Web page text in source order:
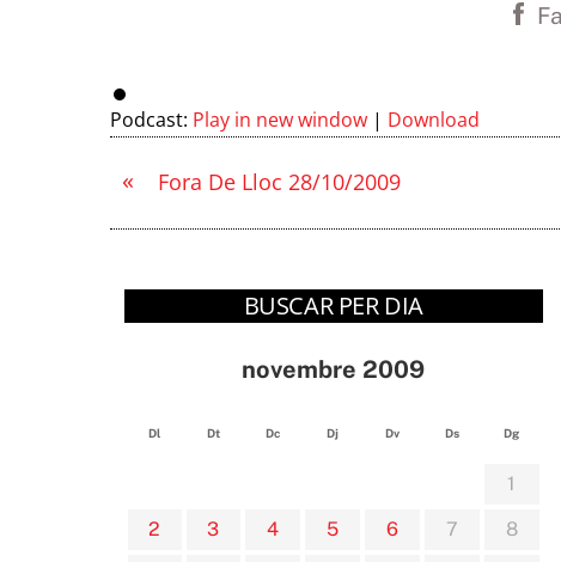
Podcast: Play in new window | Download
« Fora De Lloc 28/10/2009
BUSCAR PER DIA
novembre 2009
Dl Dt Dc Dj Dv Ds Dg
1
2
3 4 5 6 7
8